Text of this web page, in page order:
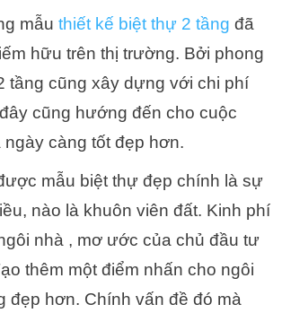
mẫu thiết kế biệt thự 2 tầng đã
hữu trên thị trường. Bởi phong
tầng cũng xây dựng với chi phí
cũng hướng đến cho cuộc
càng tốt đẹp hơn.
mẫu biệt thự đẹp chính là sự
nào là khuôn viên đất. Kinh phí
nhà , mơ ước của chủ đầu tư
thêm một điểm nhấn cho ngôi
đẹp hơn. Chính vấn đề đó mà